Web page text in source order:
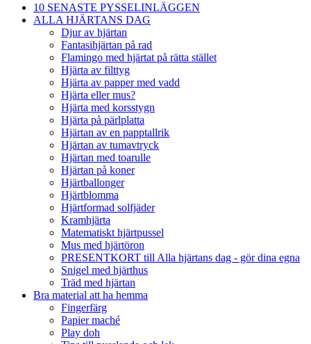
10 SENASTE PYSSELINLÄGGEN
ALLA HJÄRTANS DAG
Djur av hjärtan
Fantasihjärtan på rad
Flamingo med hjärtat på rätta stället
Hjärta av filttyg
Hjärta av papper med vadd
Hjärta eller mus?
Hjärta med korsstygn
Hjärta på pärlplatta
Hjärtan av en papptallrik
Hjärtan av tumavtryck
Hjärtan med toarulle
Hjärtan på koner
Hjärtballonger
Hjärtblomma
Hjärtformad solfjäder
Kramhjärta
Matematiskt hjärtpussel
Mus med hjärtöron
PRESENTKORT till Alla hjärtans dag - gör dina egna
Snigel med hjärthus
Träd med hjärtan
Bra material att ha hemma
Fingerfärg
Papier maché
Play doh